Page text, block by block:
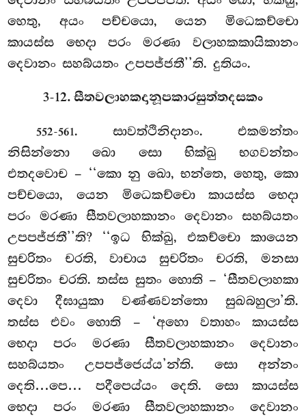
හෙතු, අයං පච්චයො, යෙන මිධෙකච්චො
කායස්ස භෙදා පරං මරණා වලාහකකායිකානං
දෙවානං සහබ්යතං උපපජ්ජතී’’ති. දුතියං.
3-12. සීතවලාහකදානූපකාරසුත්තදසකං
552-561. සාවත්ථිනිදානං. එකමන්තං
නිසින්නො ඛො සො භික්ඛු භගවන්තං
එතදවොච – ‘‘කො නු ඛො, භන්තෙ, හෙතු, කො
පච්චයො, යෙන මිධෙකච්චො කායස්ස භෙදා
පරං මරණා සීතවලාහකානං දෙවානං සහබ්යතං
උපපජ්ජතී’’ති? ‘‘ඉධ භික්ඛු, එකච්චො කායෙන
සුචරිතං චරති, වාචාය සුචරිතං චරති, මනසා
සුචරිතං චරති. තස්ස සුතං හොති – ‘සීතවලාහකා
දෙවා දීඝායුකා වණ්ණවන්තො සුඛබහුලා’ති.
තස්ස එවංහොති – ‘අහො වතාහං කායස්ස
භෙදා පරං මරණා සීතවලාහකානං දෙවානං
සහබ්යතං උපපජ්ජෙය්ය’න්ති. සො අන්නං
දෙති…පෙ… පදීපෙය්යං දෙති. සො කායස්ස
භෙදා පරං මරණා සීතවලාහකානං දෙවානං